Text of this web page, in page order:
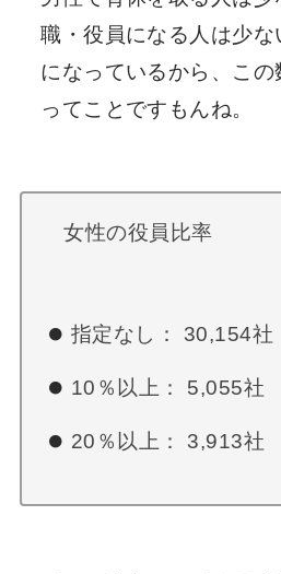
職・役員になる人は少
になっているから、こ
ってことですもんね。
女性の役員比率
指定なし： 30,154社
10％以上： 5,055社
20％以上： 3,913社